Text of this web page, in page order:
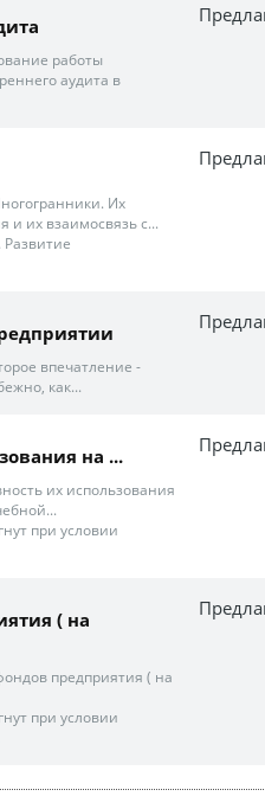
работы
аудита в
Их
и их взаимосвязь с...
впечатление -
как...
на ...
их использования
при условии
( на
предприятия ( на
при условии